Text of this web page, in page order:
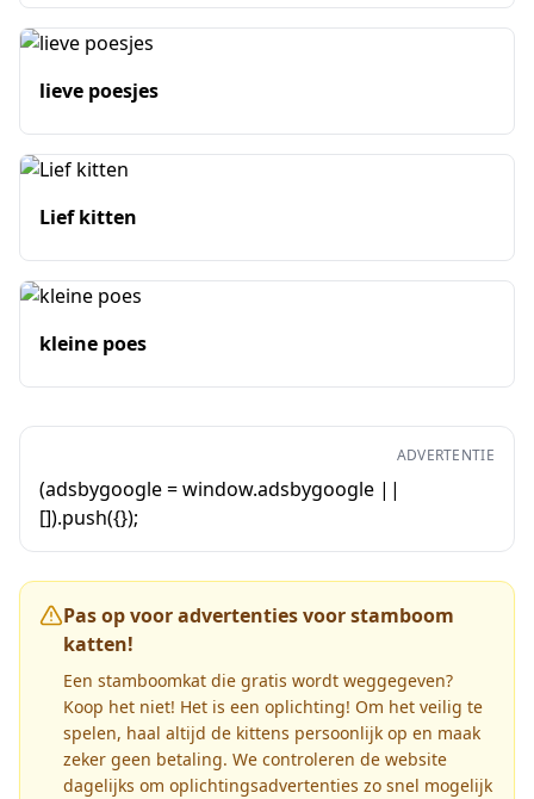
lieve poesjes
Lief kitten
kleine poes
ADVERTENTIE
(adsbygoogle = window.adsbygoogle ||
[]).push({});
Pas op voor advertenties voor stamboom
katten!
Een stamboomkat die gratis wordt weggegeven?
Koop het niet! Het is een oplichting! Om het veilig te
spelen, haal altijd de kittens persoonlijk op en maak
zeker geen betaling. We controleren de website
dagelijks om oplichtingsadvertenties zo snel mogelijk